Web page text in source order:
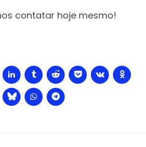
contatar hoje mesmo!